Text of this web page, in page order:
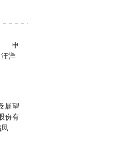
——申
洋
展望
份有
凤